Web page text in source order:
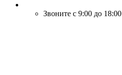
Звоните с 9:00 до 18:00